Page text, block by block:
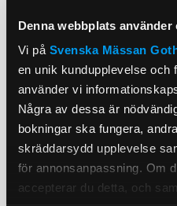
Denna webbplats använder
Vi på Svenska Mässan
en unik kundupplevelse och
använder vi
Några av dessa är
bokningar ska fungera,
skräddarsydd upplevelse
för annonsanpassning. Om
accepterar du detta, och
smidigt samlat för
Middag &
Läs vidare